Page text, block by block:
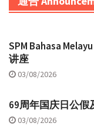
SPM Bahasa
讲座
03/08/2026
69周年国庆日公假
03/08/2026